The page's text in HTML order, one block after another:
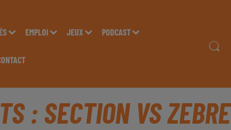
EMPLOI JEUX PODCAST
: SECTION VS ZEBRE